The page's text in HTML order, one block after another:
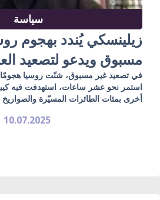
سياسة
زيلينسكي يُندد بهجوم
مسبوق ويدعو لتصعيد
في تصعيد غير مسبوق، شنّت روسيا هجومًا
استمر نحو عشر ساعات، استهدفت فيه
أخرى بمئات الطائرات المسيّرة والصواريخ
10.07.2025